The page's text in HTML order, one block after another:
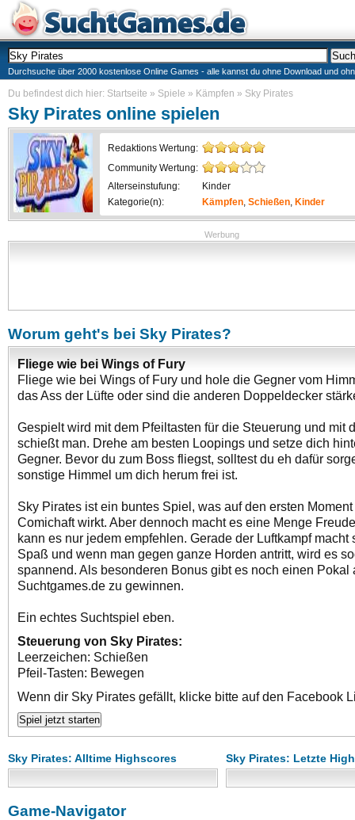
Durchsuche über 2000 kostenlose Online Games - alle kannst du ohne Download und
Du befindest dich hier: Startseite » Spiele » Kämpfen » Sky Pirates
Sky Pirates online spielen
Redaktions Wertung:
Community Wertung:
Alterseinstufung:
Kinder
Kategorie(n):
Kämpfen, Schießen, Kinder
Werbung
Worum geht's bei Sky Pirates?
Fliege wie bei Wings of Fury
Fliege wie bei Wings of Fury und hole die Gegner vom
das Ass der Lüfte oder sind die anderen Doppeldecker
Gespielt wird mit dem Pfeiltasten für die Steuerung und mit
schießt man. Drehe am besten Loopings und setze dich
Gegner. Bevor du zum Boss fliegst, solltest du eh dafür
sonstige Himmel um dich herum frei ist.
Sky Pirates ist ein buntes Spiel, was auf den ersten
Comichaft wirkt. Aber dennoch macht es eine Menge
kann es nur jedem empfehlen. Gerade der Luftkampf macht
Spaß und wenn man gegen ganze Horden antritt, wird es
spannend. Als besonderen Bonus gibt es noch einen Pokal
Suchtgames.de zu gewinnen.
Ein echtes Suchtspiel eben.
Steuerung von Sky Pirates:
Leerzeichen: Schießen
Pfeil-Tasten: Bewegen
Wenn dir Sky Pirates gefällt, klicke bitte auf den Facebook
Sky Pirates: Alltime Highscores Sky Pirates: Letzte
Game-Navigator